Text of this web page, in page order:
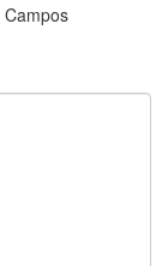
Campos